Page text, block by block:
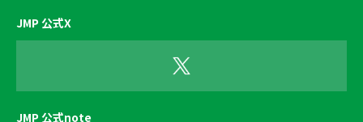
JMP 公式X
JMP 公式note